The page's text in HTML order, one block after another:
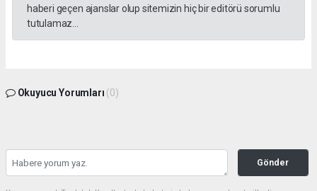
haberi geçen ajanslar olup sitemizin hiç bir editörü sorumlu
tutulamaz...
Okuyucu Yorumları (0)
Gönder